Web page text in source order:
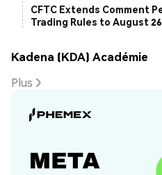
CFTC Extends Comment
Trading Rules to August 26
Kadena (KDA) Académie
Plus